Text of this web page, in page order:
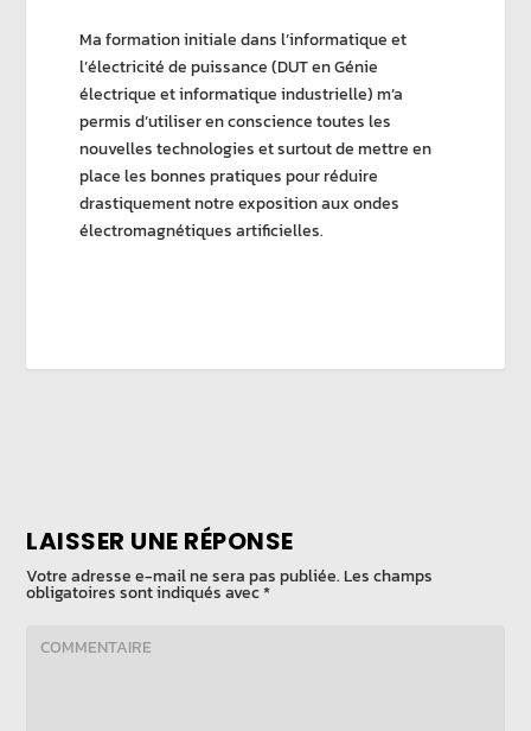
Ma formation initiale dans l’informatique et
l’électricité de puissance (DUT en Génie
électrique et informatique industrielle) m’a
permis d’utiliser en conscience toutes les
nouvelles technologies et surtout de mettre en
place les bonnes pratiques pour réduire
drastiquement notre exposition aux ondes
électromagnétiques artificielles.
LAISSER UNE RÉPONSE
Votre adresse e-mail ne sera pas publiée. Les champs
obligatoires sont indiqués avec*